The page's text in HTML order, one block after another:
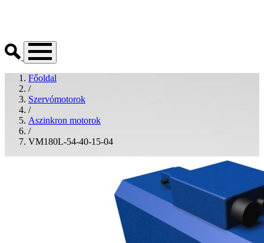
Főoldal
/
Szervómotorok
/
Aszinkron motorok
/
VM180L-54-40-15-04